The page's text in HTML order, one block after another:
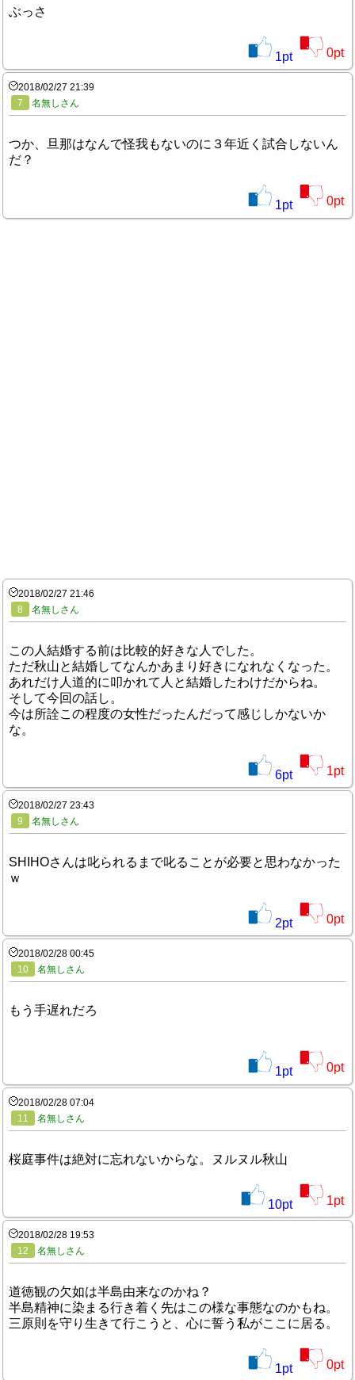
ぶっさ
1pt 0pt
2018/02/27 21:39
7
名無しさん
つか、旦那はなんで怪我もないのに３年近く試合しないん
だ？
1pt 0pt
2018/02/27 21:46
8
名無しさん
この人結婚する前は比較的好きな人でした。
ただ秋山と結婚してなんかあまり好きになれなくなった。
あれだけ人道的に叩かれて人と結婚したわけだからね。
そして今回の話し。
今は所詮この程度の女性だったんだって感じしかないか
な。
6pt 1pt
2018/02/27 23:43
9
名無しさん
SHIHOさんは叱られるまで叱ることが必要と思わなかった
ｗ
2pt 0pt
2018/02/28 00:45
10
名無しさん
もう手遅れだろ
1pt 0pt
2018/02/28 07:04
11
名無しさん
桜庭事件は絶対に忘れないからな。ヌルヌル秋山
10pt 1pt
2018/02/28 19:53
12
名無しさん
道徳観の欠如は半島由来なのかね？
半島精神に染まる行き着く先はこの様な事態なのかもね。
三原則を守り生きて行こうと、心に誓う私がここに居る。
1pt 0pt